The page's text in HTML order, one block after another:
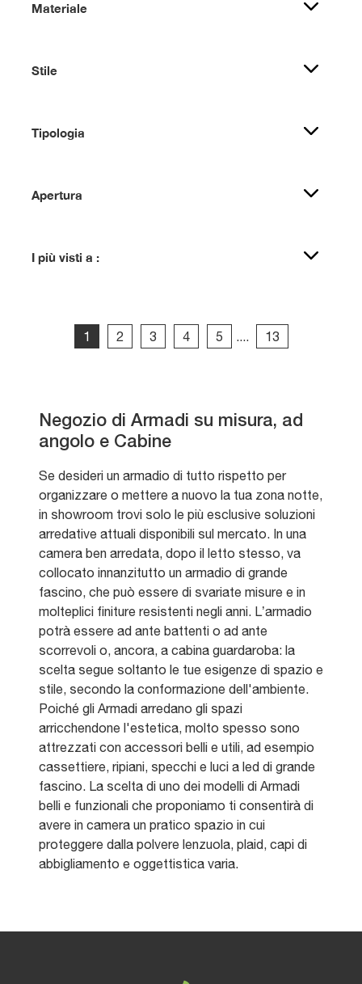
Materiale
Stile
Tipologia
Apertura
I più visti a :
1 2 3 4 5 .... 13
Negozio di Armadi su misura, ad
angolo e Cabine
Se desideri un armadio di tutto rispetto per
organizzare o mettere a nuovo la tua zona notte,
in showroom trovi solo le più esclusive soluzioni
arredative attuali disponibili sul mercato. In una
camera ben arredata, dopo il letto stesso, va
collocato innanzitutto un armadio di grande
fascino, che può essere di svariate misure e in
molteplici finiture resistenti negli anni. L’armadio
potrà essere ad ante battenti o ad ante
scorrevoli o, ancora, a cabina guardaroba: la
scelta segue soltanto le tue esigenze di spazio e
stile, secondo la conformazione dell'ambiente.
Poiché gli Armadi arredano gli spazi
arricchendone l'estetica, molto spesso sono
attrezzati con accessori belli e utili, ad esempio
cassettiere, ripiani, specchi e luci a led di grande
fascino. La scelta di uno dei modelli di Armadi
belli e funzionali che proponiamo ti consentirà di
avere in camera un pratico spazio in cui
proteggere dalla polvere lenzuola, plaid, capi di
abbigliamento e oggettistica varia.